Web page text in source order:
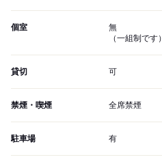
個室
無
（一組制です）
貸切 可
禁煙・喫煙 全席禁煙
駐車場 有